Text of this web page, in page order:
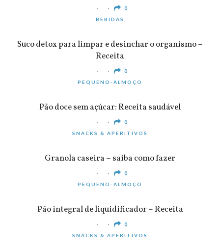
0
BEBIDAS
Suco detox para limpar e desinchar o organismo –
Receita
0
PEQUENO-ALMOÇO
Pão doce sem açúcar: Receita saudável
0
SNACKS & APERITIVOS
Granola caseira – saiba como fazer
0
PEQUENO-ALMOÇO
Pão integral de liquidificador – Receita
0
SNACKS & APERITIVOS